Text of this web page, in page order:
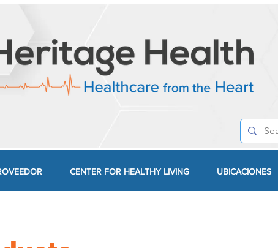
CENTER FOR HEALTHY LIVING UBICACIONES